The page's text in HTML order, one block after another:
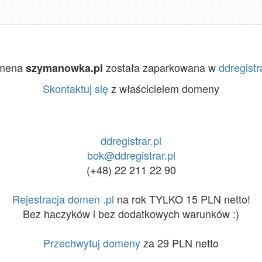
szymanowka.pl została zaparkowana w
Skontaktuj sięz właścicielem domeny
ddregistrar.pl
bok@ddregistrar.pl
(+48) 22 211 22 90
Rejestracja domen .pl na rok TYLKO 15 PLN netto!
Bez haczyków i bez dodatkowych warunków :)
Przechwytuj domenyza 29 PLN netto